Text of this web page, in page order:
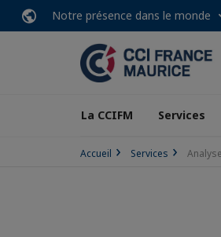
Notre présence dans le monde
La CCIFM Services
Accueil Services